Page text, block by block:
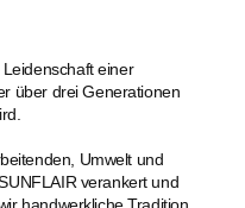
einer
über drei Generationen
Umwelt und
verankert und